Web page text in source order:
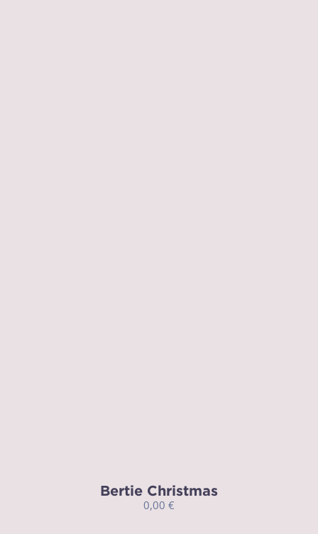
Bertie Christmas
0,00 €